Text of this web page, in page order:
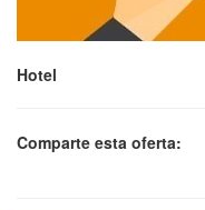
Hotel
Comparte esta oferta: